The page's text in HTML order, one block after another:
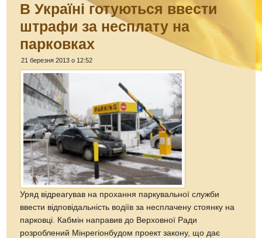
В Україні готуються ввести
штрафи за несплату на
парковках
21 березня 2013 о 12:52
Уряд відреагував на прохання паркувальної служби
ввести відповідальність водіїв за несплачену стоянку на
парковці. Кабмін направив до Верховної Ради
розроблений Мінрегіонбудом проект закону, що дає